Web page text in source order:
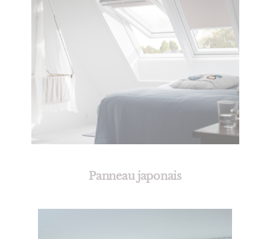
Panneau japonais